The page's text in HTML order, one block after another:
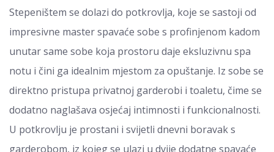
Stepeništem se dolazi do potkrovlja, koje se sastoji od
impresivne master spavaće sobe s profinjenom kadom
unutar same sobe koja prostoru daje eksluzivnu spa
notu i čini ga idealnim mjestom za opuštanje. Iz sobe se
direktno pristupa privatnoj garderobi i toaletu, čime se
dodatno naglašava osjećaj intimnosti i funkcionalnosti.
U potkrovlju je prostani i svijetli dnevni boravak s
garderobom, iz kojeg se ulazi u dvije dodatne spavaće